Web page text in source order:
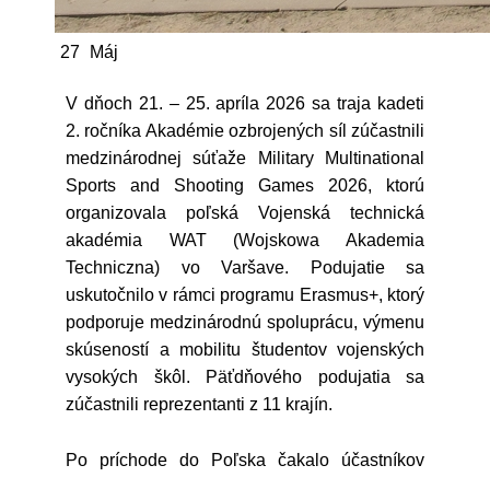
27 Máj
V dňoch 21. – 25. apríla 2026 sa traja kadeti
2. ročníka Akadémie ozbrojených síl zúčastnili
medzinárodnej súťaže Military Multinational
Sports and Shooting Games 2026, ktorú
organizovala poľská Vojenská technická
akadémia WAT (Wojskowa Akademia
Techniczna) vo Varšave. Podujatie sa
uskutočnilo v rámci programu Erasmus+, ktorý
podporuje medzinárodnú spoluprácu, výmenu
skúseností a mobilitu študentov vojenských
vysokých škôl. Päťdňového podujatia sa
zúčastnili reprezentanti z 11 krajín.
Po príchode do Poľska čakalo účastníkov